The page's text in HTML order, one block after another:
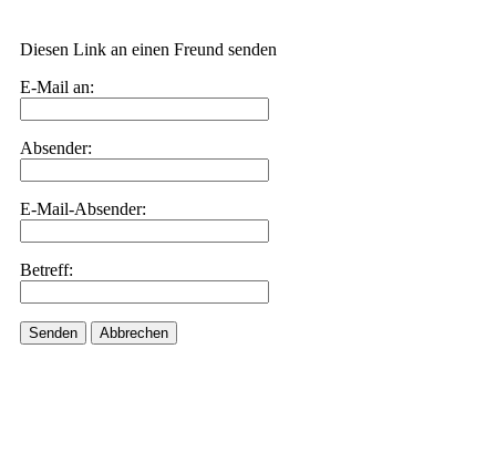
Diesen Link an einen Freund senden
E-Mail an:
Absender:
E-Mail-Absender:
Betreff:
Senden Abbrechen